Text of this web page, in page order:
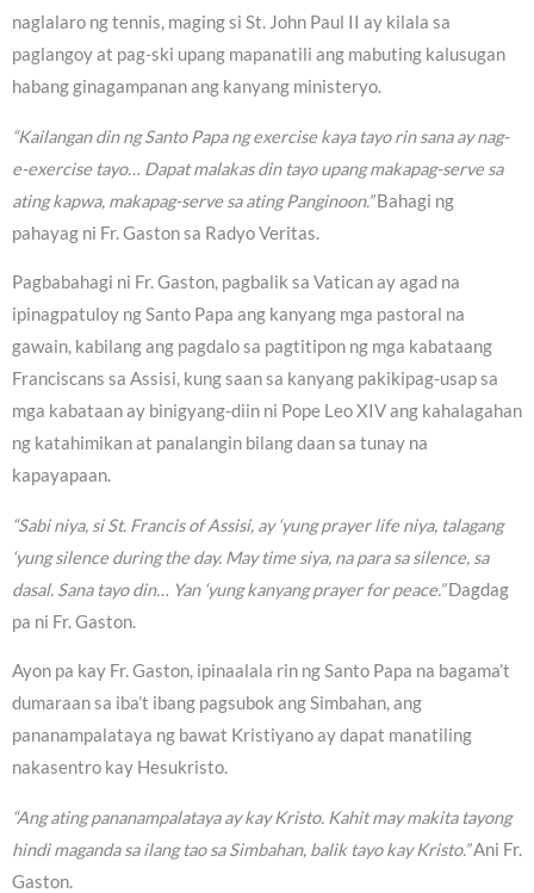
naglalaro ng tennis, maging si St. John Paul II ay kilala sa
paglangoy at pag-ski upang mapanatili ang mabuting kalusugan
habang ginagampanan ang kanyang ministeryo.
“Kailangan din ng Santo Papa ng exercise kaya tayo rin sana ay nag-
e-exercise tayo… Dapat malakas din tayo upang makapag-serve sa
ating kapwa, makapag-serve sa ating Panginoon.”Bahagi ng
pahayag ni Fr. Gaston sa Radyo Veritas.
Pagbabahagi ni Fr. Gaston, pagbalik sa Vatican ay agad na
ipinagpatuloy ng Santo Papa ang kanyang mga pastoral na
gawain, kabilang ang pagdalo sa pagtitipon ng mga kabataang
Franciscans sa Assisi, kung saan sa kanyang pakikipag-usap sa
mga kabataan ay binigyang-diin ni Pope Leo XIV ang kahalagahan
ng katahimikan at panalangin bilang daan sa tunay na
kapayapaan.
“Sabi niya, si St. Francis of Assisi, ay ‘yung prayer life niya, talagang
‘yung silence during the day. May time siya, na para sa silence, sa
dasal. Sana tayo din… Yan ‘yung kanyang prayer for peace.”Dagdag
pa ni Fr. Gaston.
Ayon pa kay Fr. Gaston, ipinaalala rin ng Santo Papa na bagama’t
dumaraan sa iba’t ibang pagsubok ang Simbahan, ang
pananampalataya ng bawat Kristiyano ay dapat manatiling
nakasentro kay Hesukristo.
“Ang ating pananampalataya ay kay Kristo. Kahit may makita tayong
hindi maganda sa ilang tao sa Simbahan, balik tayo kay Kristo.”Ani Fr.
Gaston.